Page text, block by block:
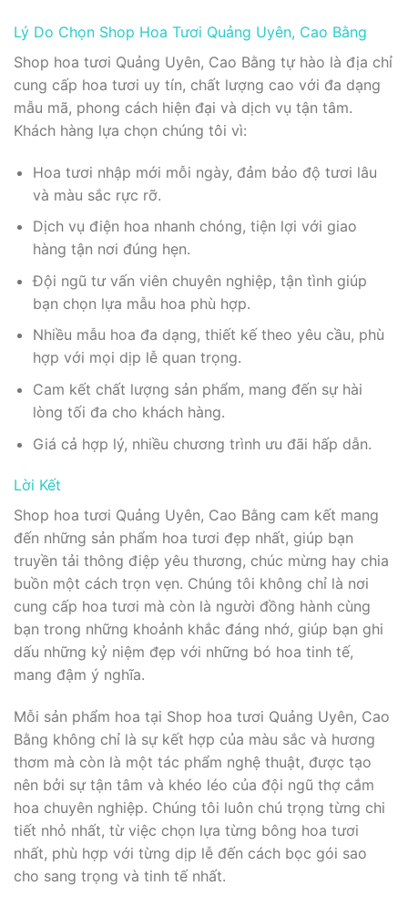
Lý Do Chọn Shop Hoa Tươi Quảng Uyên, Cao Bằng
Shop hoa tươi Quảng Uyên, Cao Bằng tự hào là địa chỉ
cung cấp hoa tươi uy tín, chất lượng cao với đa dạng
mẫu mã, phong cách hiện đại và dịch vụ tận tâm.
Khách hàng lựa chọn chúng tôi vì:
Hoa tươi nhập mới mỗi ngày, đảm bảo độ tươi lâu
và màu sắc rực rỡ.
Dịch vụ điện hoa nhanh chóng, tiện lợi với giao
hàng tận nơi đúng hẹn.
Đội ngũ tư vấn viên chuyên nghiệp, tận tình giúp
bạn chọn lựa mẫu hoa phù hợp.
Nhiều mẫu hoa đa dạng, thiết kế theo yêu cầu, phù
hợp với mọi dịp lễ quan trọng.
Cam kết chất lượng sản phẩm, mang đến sự hài
lòng tối đa cho khách hàng.
Giá cả hợp lý, nhiều chương trình ưu đãi hấp dẫn.
Lời Kết
Shop hoa tươi Quảng Uyên, Cao Bằng cam kết mang
đến những sản phẩm hoa tươi đẹp nhất, giúp bạn
truyền tải thông điệp yêu thương, chúc mừng hay chia
buồn một cách trọn vẹn. Chúng tôi không chỉ là nơi
cung cấp hoa tươi mà còn là người đồng hành cùng
bạn trong những khoảnh khắc đáng nhớ, giúp bạn ghi
dấu những kỷ niệm đẹp với những bó hoa tinh tế,
mang đậm ý nghĩa.
Mỗi sản phẩm hoa tại Shop hoa tươi Quảng Uyên, Cao
Bằng không chỉ là sự kết hợp của màu sắc và hương
thơm mà còn là một tác phẩm nghệ thuật, được tạo
nên bởi sự tận tâm và khéo léo của đội ngũ thợ cắm
hoa chuyên nghiệp. Chúng tôi luôn chú trọng từng chi
tiết nhỏ nhất, từ việc chọn lựa từng bông hoa tươi
nhất, phù hợp với từng dịp lễ đến cách bọc gói sao
cho sang trọng và tinh tế nhất.